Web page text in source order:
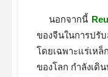
นอกจากนี้
ของจีนในการป
โดยเฉพาะแร่เห
ของโลก กำลังเดิ